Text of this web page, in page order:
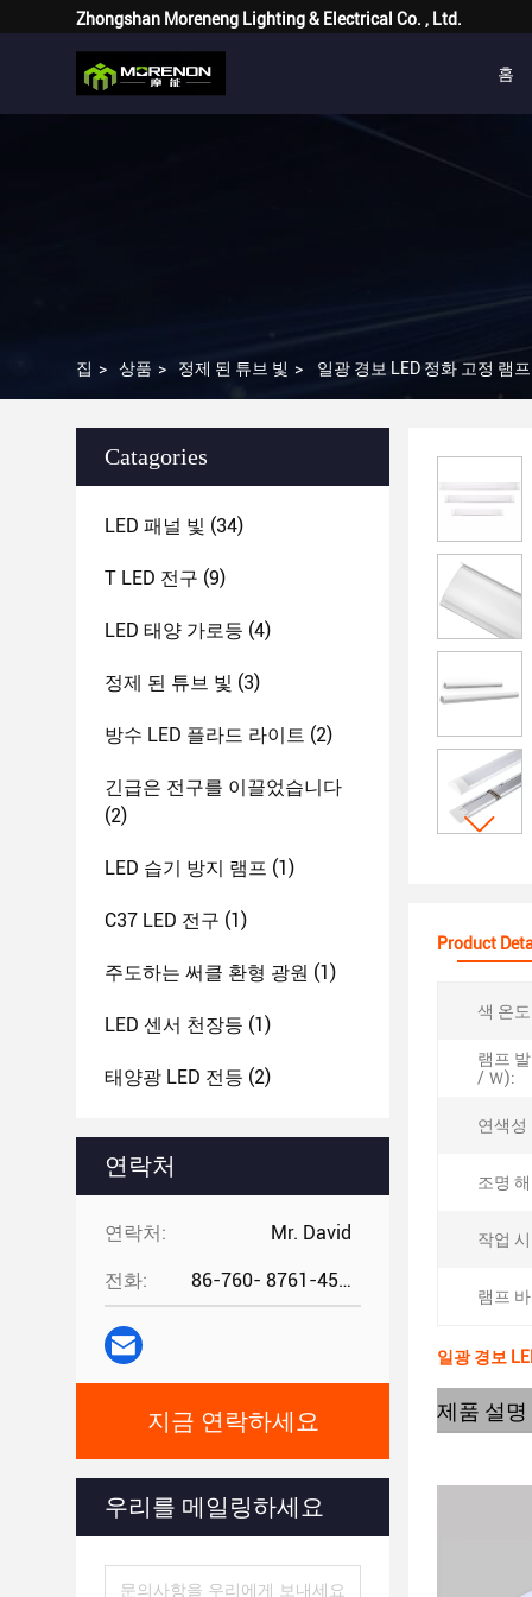
Zhongshan Moreneng Lighting & Electrical Co. , Ltd.
홈
집 > 상품 > 정제 된 튜브 빛 > 일광 경보 LED 정화 고정 램
Catagories
LED 패널 빛 (34)
T LED 전구 (9)
LED 태양 가로등 (4)
정제 된 튜브 빛 (3)
방수 LED 플라드 라이트 (2)
긴급은 전구를 이끌었습니다
(2)
LED 습기 방지 램프 (1)
C37 LED 전구 (1)
주도하는 써클 환형 광원 (1)
LED 센서 천장등 (1)
태양광 LED 전등 (2)
연락처
연락처: Mr. David
전화: 86-760- 8761-4582
지금 연락하세요
우리를 메일링하세요
Product
색 온
램프
/ Ｗ):
연색
조명
작업
램프
일광 경보
제품 설명